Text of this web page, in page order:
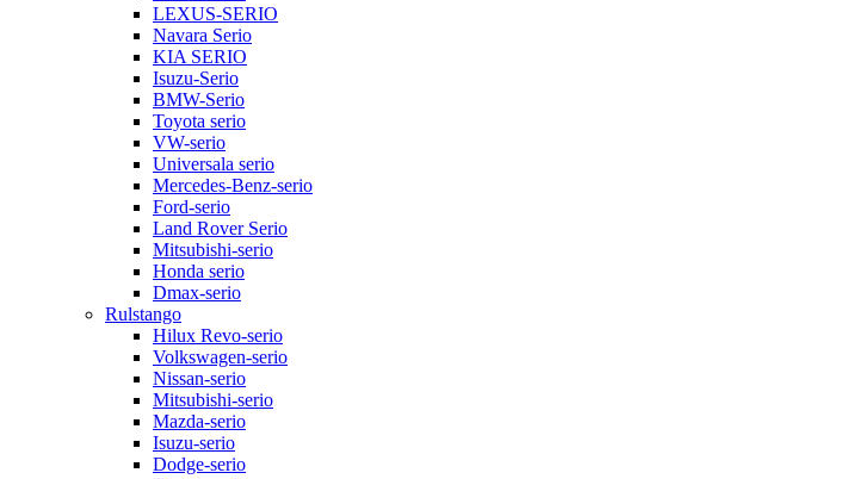
LEXUS-SERIO
Navara Serio
KIA SERIO
Isuzu-Serio
BMW-Serio
Toyota serio
VW-serio
Universala serio
Mercedes-Benz-serio
Ford-serio
Land Rover Serio
Mitsubishi-serio
Honda serio
Dmax-serio
Rulstango
Hilux Revo-serio
Volkswagen-serio
Nissan-serio
Mitsubishi-serio
Mazda-serio
Isuzu-serio
Dodge-serio